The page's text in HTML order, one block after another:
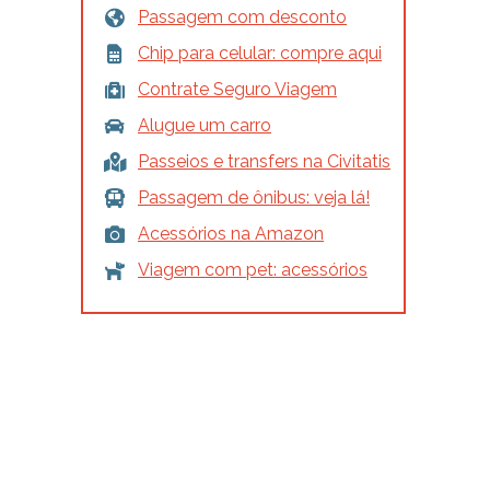
Passagem com desconto
Chip para celular: compre aqui
Contrate Seguro Viagem
Alugue um carro
Passeios e transfers na Civitatis
Passagem de ônibus: veja lá!
Acessórios na Amazon
Viagem com pet: acessórios